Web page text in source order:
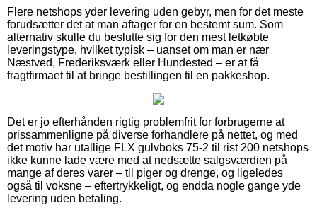
Flere netshops yder levering uden gebyr, men for det meste
forudsætter det at man aftager for en bestemt sum. Som
alternativ skulle du beslutte sig for den mest letkøbte
leveringstype, hvilket typisk – uanset om man er nær
Næstved, Frederiksværk eller Hundested – er at få
fragtfirmaet til at bringe bestillingen til en pakkeshop.
Det er jo efterhånden rigtig problemfrit for forbrugerne at
prissammenligne på diverse forhandlere på nettet, og med
det motiv har utallige FLX gulvboks 75-2 til rist 200 netshops
ikke kunne lade være med at nedsætte salgsværdien på
mange af deres varer – til piger og drenge, og ligeledes
også til voksne – eftertrykkeligt, og endda nogle gange yde
levering uden betaling.